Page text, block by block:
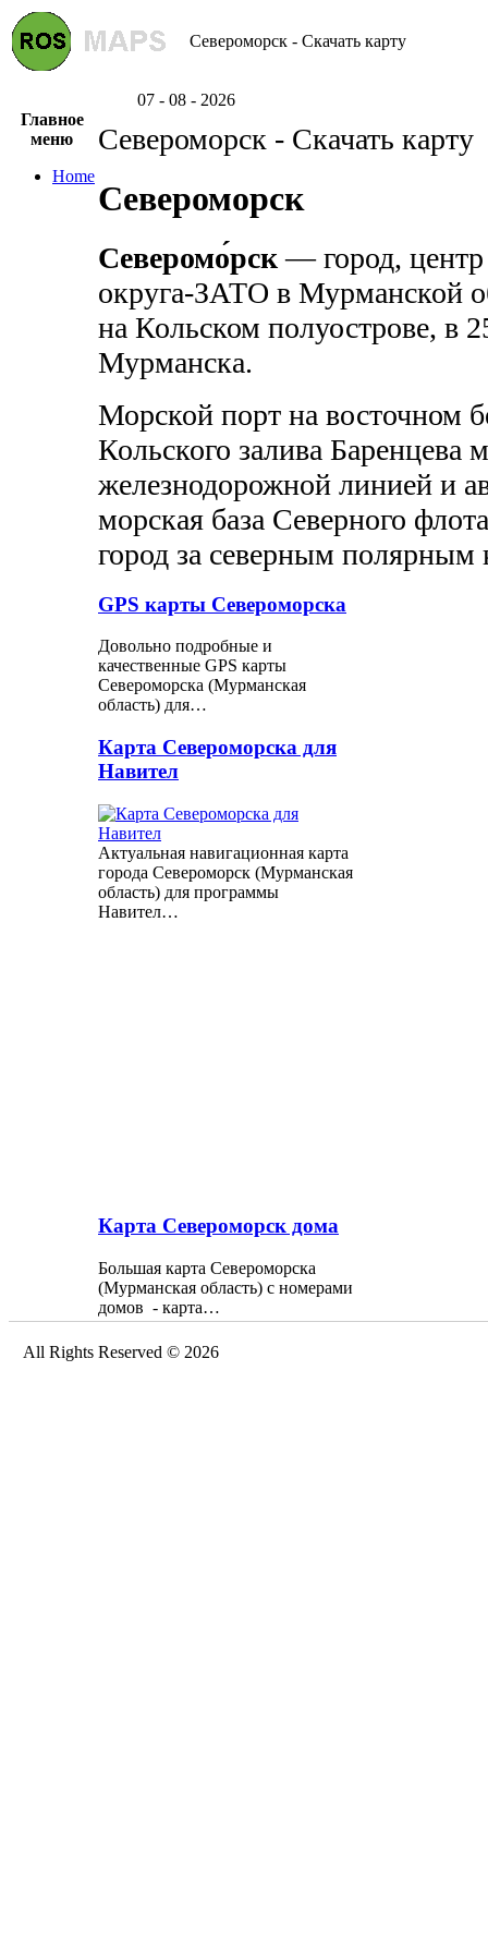
Североморск - Скачать карту
07 - 08 - 2026
Главное
меню
Home
Североморск - Скачать карту
Североморск
Северомо́рск — город, центр
округа-ЗАТО в Мурманской
на Кольском полуострове, в
Мурманска.
Морской порт на восточном
Кольского залива
железнодорожной линией и
морская база Северного
город за северным полярным
GPS карты Североморска
Довольно подробные и
качественные GPS карты
Североморска (Мурманская
область) для…
Карта Североморска для
Навител
Актуальная навигационная карта
города Североморск (Мурманская
область) для программы
Навител…
Карта Североморск дома
Большая карта Североморска
(Мурманская область) с номерами
домов - карта…
All Rights Reserved © 2026